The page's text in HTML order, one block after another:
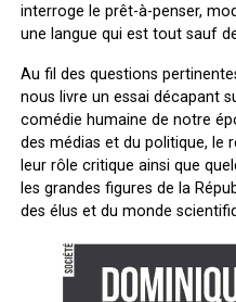
interroge le prêt-à-penser,
une langue qui est tout sauf
Au fil des questions
nous livre un essai décapant
comédie humaine de notre
des médias et du politique, le
leur rôle critique ainsi que
les grandes figures de la
des élus et du monde